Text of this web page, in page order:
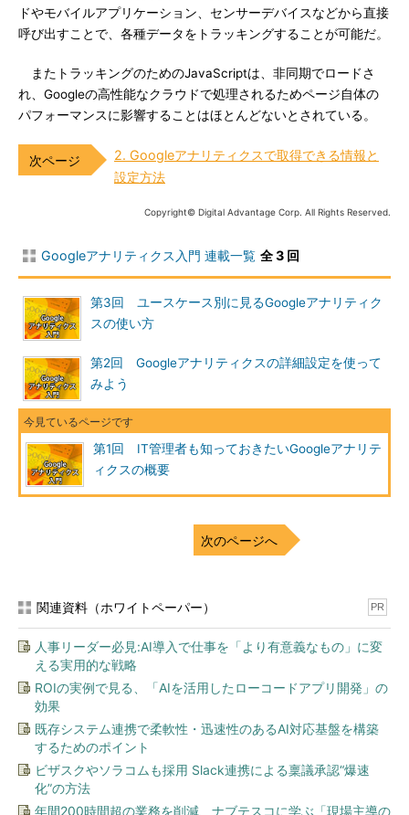
ドやモバイルアプリケーション、センサーデバイスなどから直接
呼び出すことで、各種データをトラッキングすることが可能だ。
またトラッキングのためのJavaScriptは、非同期でロードさ
れ、Googleの高性能なクラウドで処理されるためページ自体の
パフォーマンスに影響することはほとんどないとされている。
2. Googleアナリティクスで取得できる情報と
設定方法
Copyright© Digital Advantage Corp. All Rights Reserved.
Googleアナリティクス入門 連載一覧 全 3 回
第3回 ユースケース別に見るGoogleアナリティク
スの使い方
第2回 Googleアナリティクスの詳細設定を使って
みよう
第1回 IT管理者も知っておきたいGoogleアナリテ
ィクスの概要
次のページへ
関連資料（ホワイトペーパー） PR
人事リーダー必見:AI導入で仕事を「より有意義なもの」に変
える実用的な戦略
ROIの実例で見る、「AIを活用したローコードアプリ開発」の
効果
既存システム連携で柔軟性・迅速性のあるAI対応基盤を構築
するためのポイント
ビザスクやソラコムも採用 Slack連携による稟議承認“爆速
化”の方法
年間200時間超の業務を削減、ナブテスコに学ぶ「現場主導の